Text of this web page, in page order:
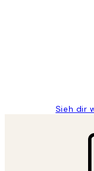
Sieh dir